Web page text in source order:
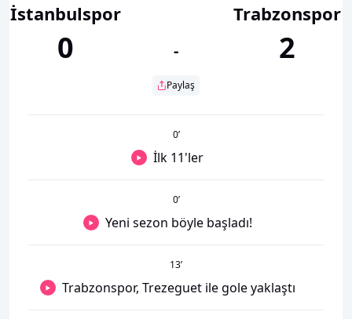
İstanbulspor
0 -
Paylaş
Trabzonspor
2
0’
İlk 11'ler
0’
Yeni sezon böyle başladı!
13’
Trabzonspor, Trezeguet ile gole yaklaştı